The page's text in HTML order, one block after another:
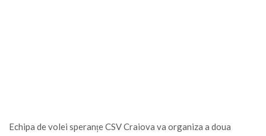
Echipa de volei speranțe CSV Craiova va organiza a doua